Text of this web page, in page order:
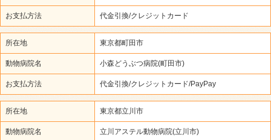
お支払方法 代金引換/クレジットカード
所在地 東京都町田市
動物病院名 小森どうぶつ病院(町田市)
お支払方法 代金引換/クレジットカード/PayPay
所在地 東京都立川市
動物病院名 立川アステル動物病院(立川市)